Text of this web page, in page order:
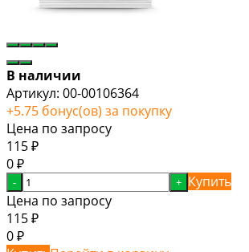
В наличии
Артикул: 00-00106364
+5.75 бонус(ов) за покупку
Цена по запросу
115 ₽
0 ₽
- + Купить
Цена по запросу
115 ₽
0 ₽